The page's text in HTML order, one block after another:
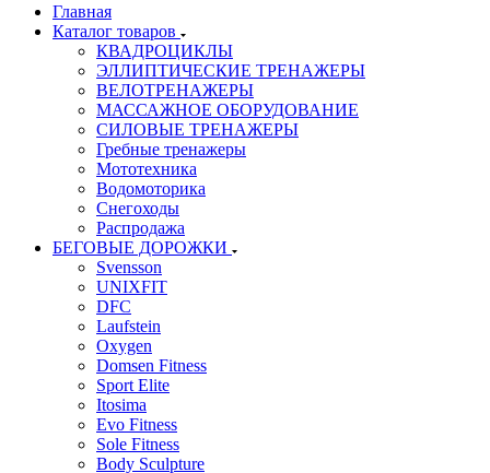
Главная
Каталог товаров
КВАДРОЦИКЛЫ
ЭЛЛИПТИЧЕСКИЕ ТРЕНАЖЕРЫ
ВЕЛОТРЕНАЖЕРЫ
МАССАЖНОЕ ОБОРУДОВАНИЕ
СИЛОВЫЕ ТРЕНАЖЕРЫ
Гребные тренажеры
Мототехника
Водомоторика
Снегоходы
Распродажа
БЕГОВЫЕ ДОРОЖКИ
Svensson
UNIXFIT
DFC
Laufstein
Oxygen
Domsen Fitness
Sport Elite
Itosima
Evo Fitness
Sole Fitness
Body Sculpture